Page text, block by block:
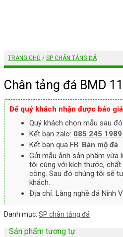
TRANG CHỦ / SP CHÂN TẢNG ĐÁ
Chân tảng đá BMD 11
Để quý khách nhận được báo
Quý khách chọn mẫu sau
Kết bạn zalo: 085 245 1989.
Kết bạn qua FB: Bán mộ đá.
Gửi mẫu ảnh sản phẩm vừa
tôi cùng với kích thước,
công. Sau đó chúng tôi sẽ
khách.
Địa chỉ: Làng nghề đá Ninh
Danh mục: SP chân tảng đá
Sản phẩm tương tự